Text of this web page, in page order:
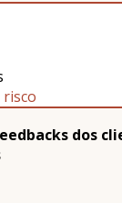
dos